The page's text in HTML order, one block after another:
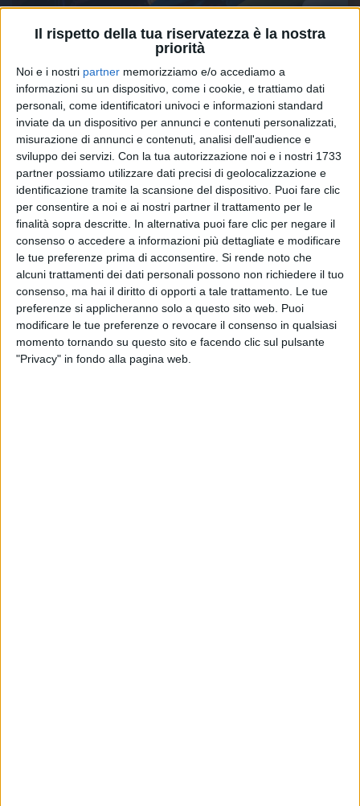
Il rispetto della tua riservatezza è la nostra
priorità
Noi e i nostri partner memorizziamo e/o accediamo a
informazioni su un dispositivo, come i cookie, e trattiamo dati
personali, come identificatori univoci e informazioni standard
inviate da un dispositivo per annunci e contenuti personalizzati,
misurazione di annunci e contenuti, analisi dell'audience e
sviluppo dei servizi. Con la tua autorizzazione noi e i nostri 1733
partner possiamo utilizzare dati precisi di geolocalizzazione e
identificazione tramite la scansione del dispositivo. Puoi fare clic
per consentire a noi e ai nostri partner il trattamento per le
finalità sopra descritte. In alternativa puoi fare clic per negare il
consenso o accedere a informazioni più dettagliate e modificare
le tue preferenze prima di acconsentire. Si rende noto che
alcuni trattamenti dei dati personali possono non richiedere il tuo
consenso, ma hai il diritto di opporti a tale trattamento. Le tue
preferenze si applicheranno solo a questo sito web. Puoi
modificare le tue preferenze o revocare il consenso in qualsiasi
momento tornando su questo sito e facendo clic sul pulsante
"Privacy" in fondo alla pagina web.
A Radio Italia c’è sempre un po’ di palco, sempre un
po’ di live. Da band e musicisti che siamo, vi diciamo
grazie!
Del resto, siete stati protagonisti nelle ultime
settimane a Radio Italia Live: siete tre musicisti
incredibili!
Il palco di Radio Italia a Cologno Monzese suona da
dio! Si sente lo zampino di qualche musicista…
Il vostro 2023 è andata alla grande, anche il 2024
sta andando benissimo…
Solo esserci è un grande traguardo raggiunto. A